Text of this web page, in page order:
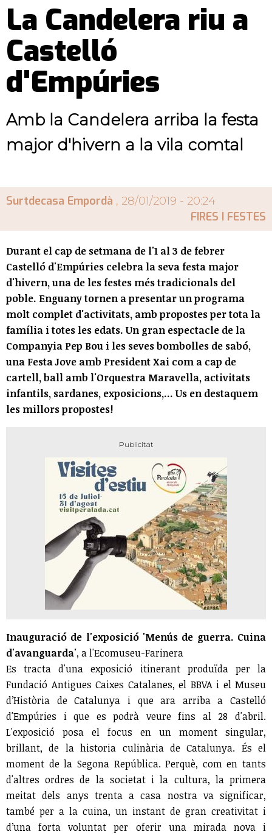
La Candelera riu a
Castelló
d'Empúries
Amb la Candelera arriba la festa
major d'hivern a la vila comtal
Surtdecasa Empordà , 28/01/2019 - 20:24
FIRES I FESTES
Durant el cap de setmana de l'1 al 3 de febrer
Castelló d'Empúries celebra la seva festa major
d'hivern, una de les festes més tradicionals del
poble. Enguany tornen a presentar un programa
molt complet d'activitats, amb propostes per tota la
família i totes les edats. Un gran espectacle de la
Companyia Pep Bou i les seves bombolles de sabó,
una Festa Jove amb President Xai com a cap de
cartell, ball amb l'Orquestra Maravella, activitats
infantils, sardanes, exposicions,... Us en destaquem
les millors propostes!
Inauguració de l'exposició 'Menús de guerra. Cuina
d'avanguarda', a l'Ecomuseu-Farinera
Es tracta d'una exposició itinerant produïda per la
Fundació Antigues Caixes Catalanes, el BBVA i el Museu
d’Història de Catalunya i que ara arriba a Castelló
d'Empúries i que es podrà veure fins al 28 d'abril.
L'exposició posa el focus en un moment singular,
brillant, de la historia culinària de Catalunya. És el
moment de la Segona República. Perquè, com en tants
d'altres ordres de la societat i la cultura, la primera
meitat dels anys trenta a casa nostra va significar,
també per a la cuina, un instant de gran creativitat i
d’una forta voluntat per oferir una mirada nova i